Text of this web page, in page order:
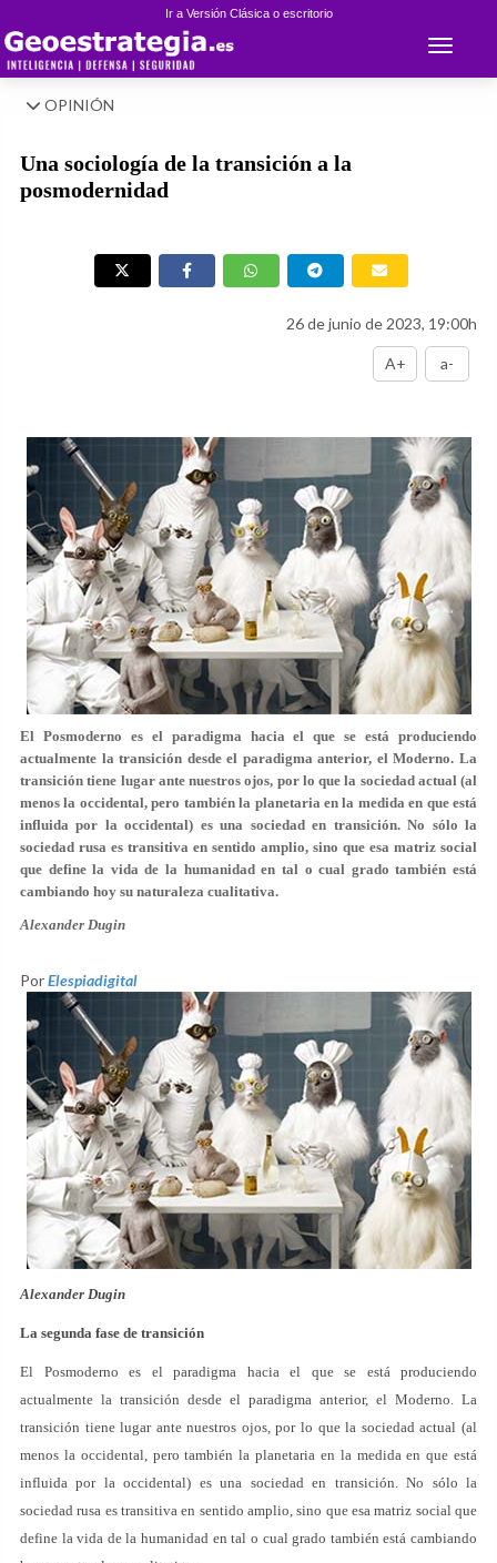
Ir a Versión Clásica o escritorio
Toggle
OPINIÓN
Una sociología de la transición a la
posmodernidad
26 de junio de 2023, 19:00h
A+ a-
El Posmoderno es el paradigma hacia el que se está produciendo
actualmente la transición desde el paradigma anterior, el Moderno. La
transición tiene lugar ante nuestros ojos, por lo que la sociedad actual (al
menos la occidental, pero también la planetaria en la medida en que está
influida por la occidental) es una sociedad en transición. No sólo la
sociedad rusa es transitiva en sentido amplio, sino que esa matriz social
que define la vida de la humanidad en tal o cual grado también está
cambiando hoy su naturaleza cualitativa.
Alexander Dugin
PorElespiadigital
Alexander Dugin
La segunda fase de transición
El Posmoderno es el paradigma hacia el que se está produciendo
actualmente la transición desde el paradigma anterior, el Moderno. La
transición tiene lugar ante nuestros ojos, por lo que la sociedad actual (al
menos la occidental, pero también la planetaria en la medida en que está
influida por la occidental) es una sociedad en transición. No sólo la
sociedad rusa es transitiva en sentido amplio, sino que esa matriz social que
define la vida de la humanidad en tal o cual grado también está cambiando